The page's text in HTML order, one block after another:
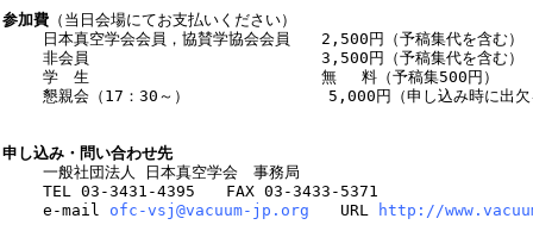
参加費 （当日会場にてお支払いください）
日本真空学会会員，協賛学協会会員　　2,500円（予稿集代を含む）
非会員　　　　　　　　　　　　　　　3,500円（予稿集代を含む）
学　生　　　　　　　　　　　　　　　無　 料（予稿集500円）
懇親会（17：30～）　　　　　　　　　5,000円（申し込み時に出欠
申し込み・問い合わせ先
一般社団法人 日本真空学会　事務局
TEL 03-3431-4395　　FAX 03-3433-5371
e-mail ofc-vsj@vacuum-jp.org URL http://